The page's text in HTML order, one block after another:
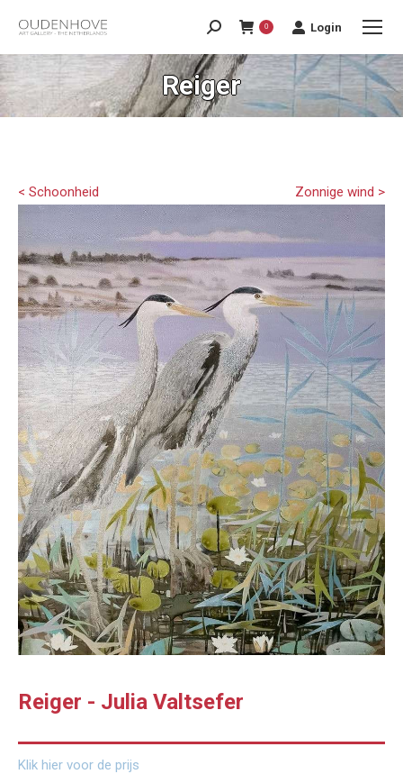
0 Login
Reiger
Zonnige wind >
< Schoonheid
Reiger - Julia Valtsefer
Klik hier voor de prijs